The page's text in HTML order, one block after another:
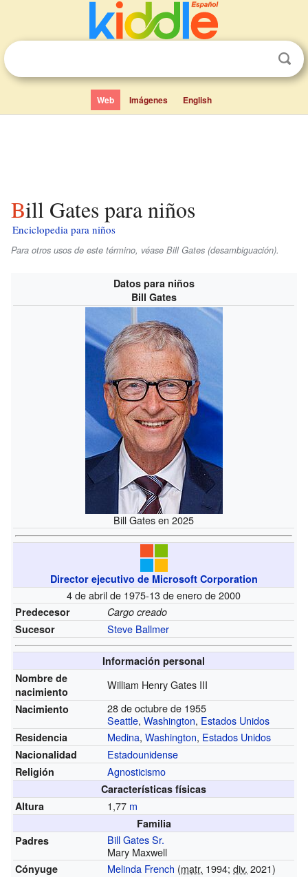
Web Imágenes English
Bill Gates para niños
Enciclopedia para niños
Para otros usos de este término, véase Bill Gates (desambiguación).
Datos para niños
Bill Gates
Bill Gates en 2025
Director ejecutivo de Microsoft Corporation
4 de abril de 1975-13 de enero de 2000
Predecesor
Cargo creado
Sucesor
Steve Ballmer
Información personal
Nombre de
nacimiento
William Henry Gates III
Nacimiento
28 de octubre de 1955
Seattle,Washington, Estados Unidos
Residencia Medina,Washington, Estados Unidos
Nacionalidad Estadounidense
Religión Agnosticismo
Características físicas
Altura
1,77 m
Familia
Padres
Bill Gates Sr.
Mary Maxwell
Cónyuge Melinda French (matr. 1994;div. 2021)